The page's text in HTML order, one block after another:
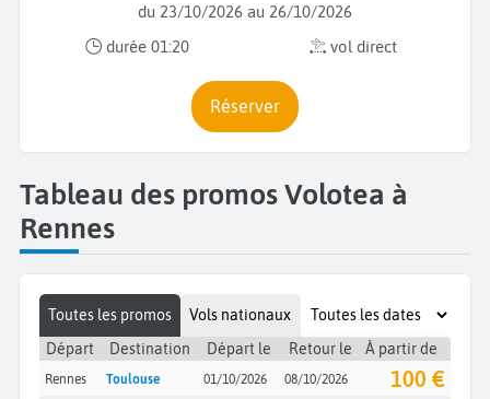
du 23/10/2026 au 26/10/2026
durée 01:20
vol direct
Réserver
Tableau des promos Volotea à
Rennes
Toutes les promos
Vols nationaux
Départ
Destination Départ le Retour le À partir de
Rennes Toulouse 01/10/2026 08/10/2026 100 €